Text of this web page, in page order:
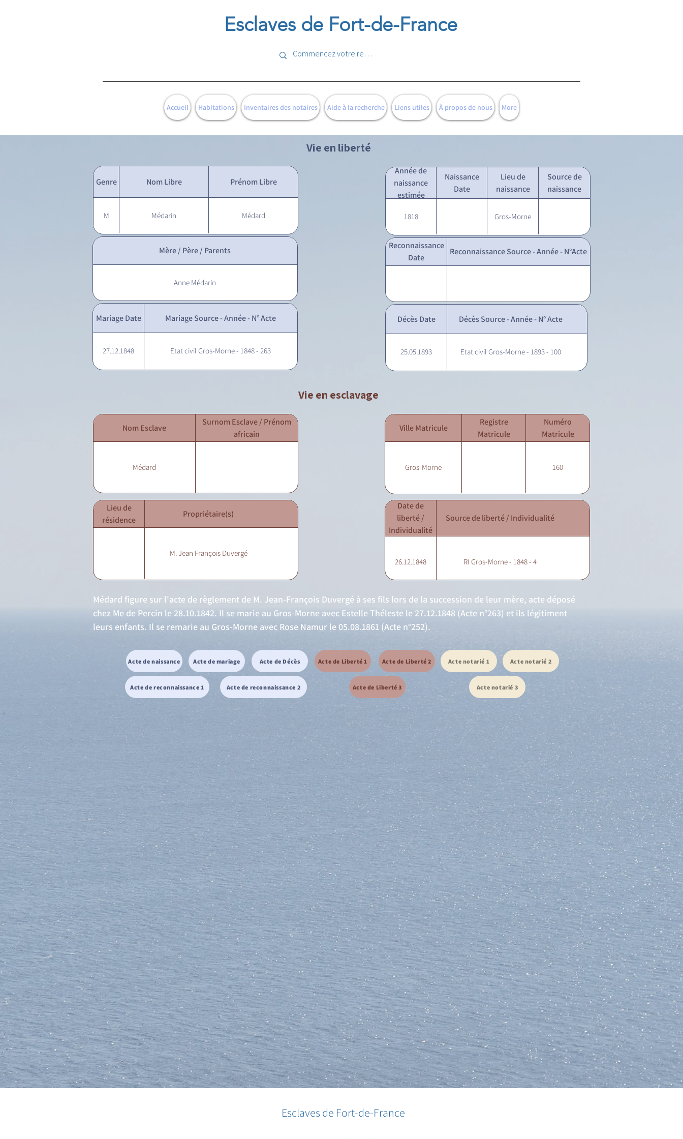
Esclaves de Fort-de-France
Accueil Habitations Inventaires des notaires Aide à la recherche Liens utiles À propos de nous More
Vie en liberté
Genre Nom Libre Prénom Libre
M Médarin Médard
Année de
naissance
estimée
Naissance
Date
Lieu de
naissance
Source de
naissance
1818 Gros-Morne
Mère / Père / Parents
Anne Médarin
Mariage Date Mariage Source - Année - N° Acte
27.12.1848 Etat civil Gros-Morne - 1848 - 263
Reconnaissance
Date
Reconnaissance Source - Année - N°Acte
Décès Date Décès Source - Année - N° Acte
25.05.1893 Etat civil Gros-Morne - 1893 - 100
Vie en esclavage
Nom Esclave
Surnom Esclave / Prénom
africain
Médard
Ville Matricule
Registre
Matricule
Numéro
Matricule
Gros-Morne 160
Lieu de
résidence
Propriétaire(s)
M. Jean François Duvergé
Date de
liberté /
Individualité
Source de liberté / Individualité
26.12.1848 RI Gros-Morne - 1848 - 4
Médard figure sur l'acte de règlement de M. Jean-François Duvergé à ses fils lors de la succession de leur mère, acte déposé
chez Me de Percin le 28.10.1842. Il se marie au Gros-Morne avec Estelle Théleste le 27.12.1848 (Acte n°263) et ils légitiment
leurs enfants. Il se remarie au Gros-Morne avec Rose Namur le 05.08.1861 (Acte n°252).
Acte de naissance Acte de mariage Acte de Décès
Acte de reconnaissance 1 Acte de reconnaissance 2
Acte de Liberté 1 Acte de Liberté 2
Acte de Liberté 3
Acte notarié 1 Acte notarié 2
Acte notarié 3
Esclaves de Fort-de-France